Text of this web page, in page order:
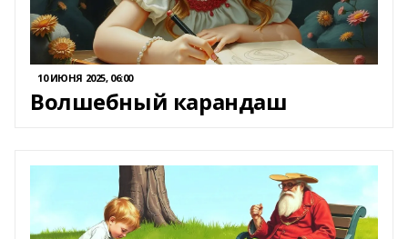
10 ИЮНЯ 2025, 06:00
Волшебный карандаш